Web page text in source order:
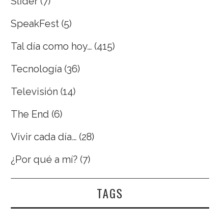
SpeakFest (5)
Tal día como hoy… (415)
Tecnología (36)
Televisión (14)
The End (6)
Vivir cada día… (28)
¿Por qué a mí? (7)
TAGS